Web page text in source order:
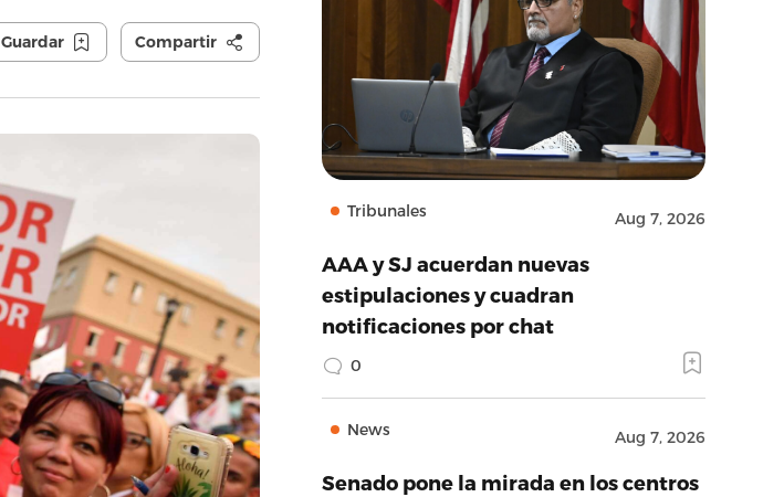
Guardar Compartir
Tribunales Aug 7, 2026
AAA y SJ acuerdan nuevas
estipulaciones y cuadran
notificaciones por chat
0
News Aug 7, 2026
Senado pone la mirada en los centros